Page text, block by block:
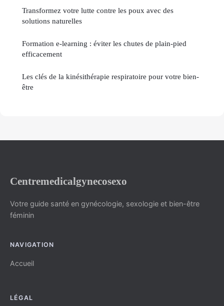
Transformez votre lutte contre les poux avec des
solutions naturelles
Formation e-learning : éviter les chutes de plain-pied
efficacement
Les clés de la kinésithérapie respiratoire pour votre bien-
être
Centremedicalgynecosexo
Votre guide santé en gynécologie, sexologie et bien-être
féminin
NAVIGATION
Accueil
LÉGAL